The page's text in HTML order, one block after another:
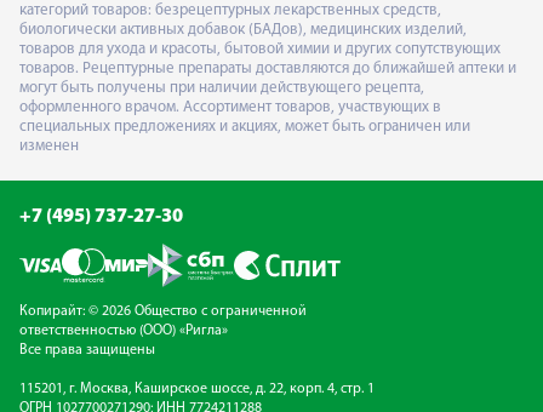
категорий товаров: безрецептурных лекарственных средств,
биологически активных добавок (БАДов), медицинских изделий,
товаров для ухода и красоты, бытовой химии и других сопутствующих
товаров. Рецептурные препараты доставляются до ближайшей аптеки и
могут быть получены при наличии действующего рецепта,
оформленного врачом. Ассортимент товаров, участвующих в
специальных предложениях и акциях, может быть ограничен или
изменен
+7 (495) 737-27-30
Копирайт: © 2026 Общество с ограниченной
ответственностью (ООО) «Ригла»
Все права защищены
115201, г. Москва, Каширское шоссе, д. 22, корп. 4, стр. 1
ОГРН 1027700271290; ИНН 7724211288